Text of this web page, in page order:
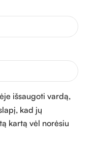
išsaugoti vardą,
kad jų
kartą vėl norėsiu